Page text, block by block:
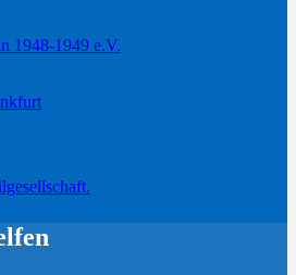
1948-1949 e.V.